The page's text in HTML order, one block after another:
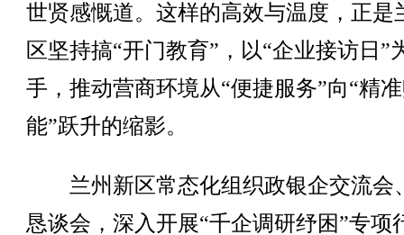
世贤感慨道。这样的高效与温度，正是
区坚持搞“开门教育”，以“企业接访日”
手，推动营商环境从“便捷服务”向“精
能”跃升的缩影。
兰州新区常态化组织政银企交流会
恳谈会，深入开展“千企调研纾困”专项